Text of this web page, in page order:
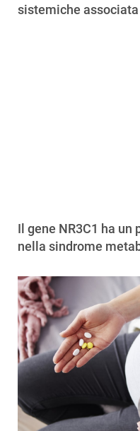
sistemiche
Il gene NR3C1 ha
nella sindrome